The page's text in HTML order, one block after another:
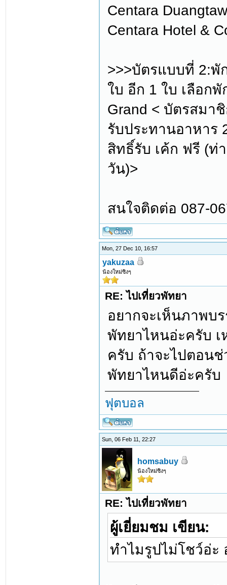
Centara
Centara Hotel &
>>>บัตรแบบที่ 2:พั
ใบ อีก 1 ใบ เลือก
Grand < บัตรสมา
รับประทานอาหาร
สิทธิ์รับ เค้ก ฟรี (ท่
วัน)>
สนใจติดต่อ 087-
Mon, 27 Dec 10, 16:57
yakuzaa
น้องใหม่ซิงๆ
RE: ไปเที่ยวพัทยา
อยากจะเห็นภาพบ
พัทยาไหนอ่ะครับ
ครับ ถ้าจะไปตอนช่
พัทยาไหนดีอ่ะครับ
ฟุตบอล
Sun, 06 Feb 11, 22:27
homsabuy
น้องใหม่ซิงๆ
RE: ไปเที่ยวพัทยา
ผู้เยี่ยมชม เขียน:
ทำไมรูปไม่โชว์อ่ะ